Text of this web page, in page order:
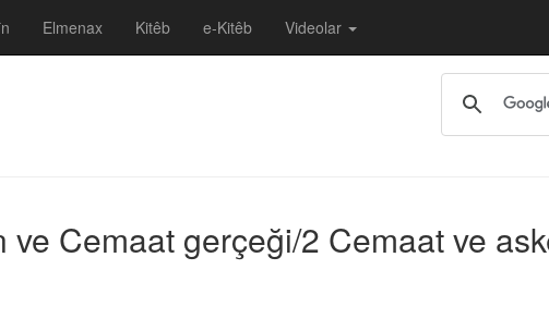
Elmenax Kitêb e-Kitêb Videolar
ve Cemaat gerçeği/2 Cemaat ve